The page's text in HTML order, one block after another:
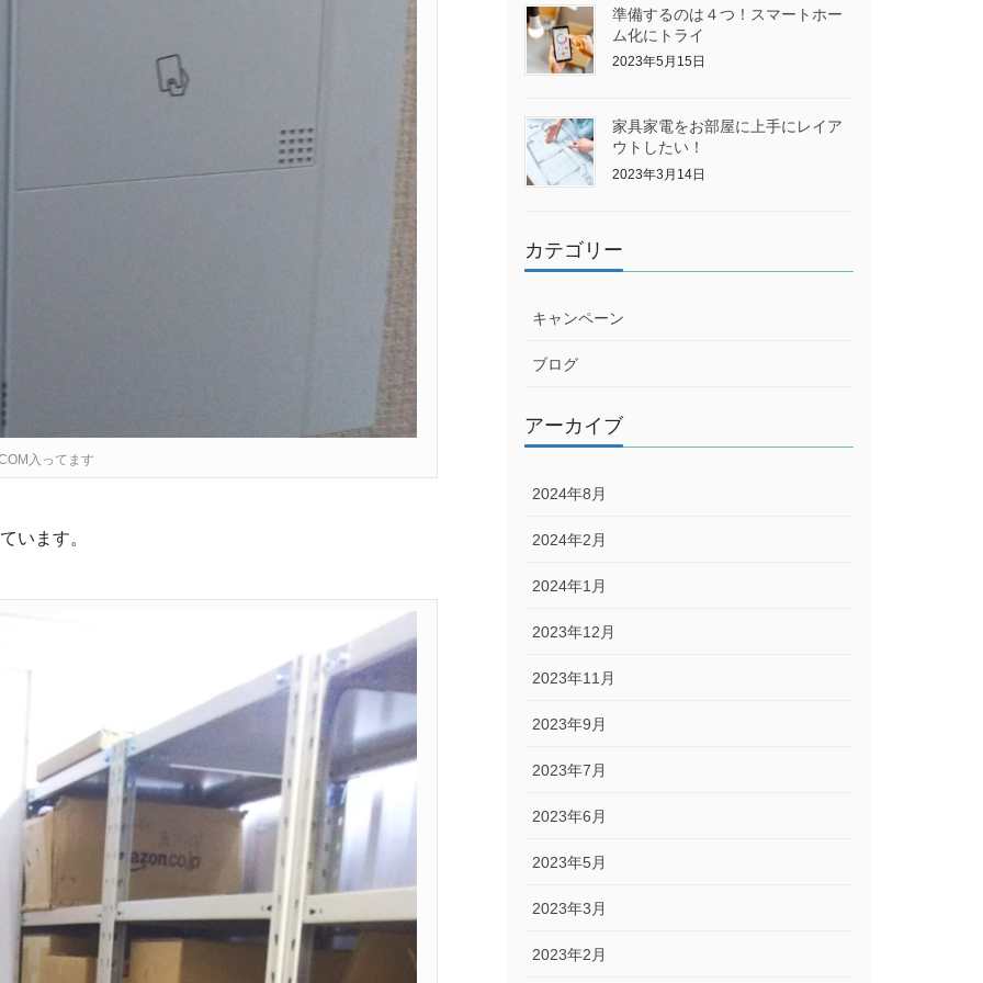
入ってます
います。
準備するのは４つ！スマートホー
ム化にトライ
2023年5月15日
家具家電をお部屋に上手にレイア
ウトしたい！
2023年3月14日
カテゴリー
キャンペーン
ブログ
アーカイブ
2024年8月
2024年2月
2024年1月
2023年12月
2023年11月
2023年9月
2023年7月
2023年6月
2023年5月
2023年3月
2023年2月